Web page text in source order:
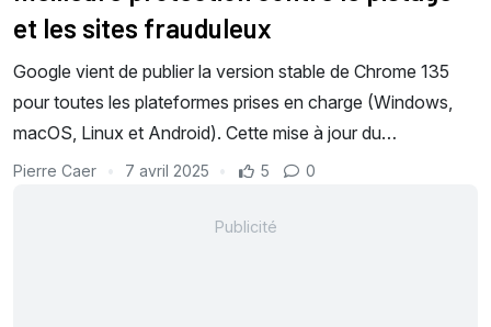
et les sites frauduleux
Google vient de publier la version stable de Chrome 135
pour toutes les plateformes prises en charge (Windows,
macOS, Linux et Android). Cette mise à jour du…
Pierre Caer 7 avril 2025 5 0